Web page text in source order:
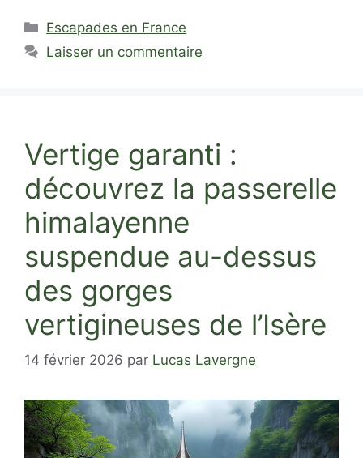
Catégories
Escapades en France
Laisser un commentaire
Vertige garanti :
découvrez la passerelle
himalayenne
suspendue au-dessus
des gorges
vertigineuses de l’Isère
14 février 2026 par Lucas Lavergne